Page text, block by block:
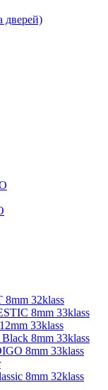
дверей)
32klass
8mm 33klass
33klass
8mm 33klass
8mm 33klass
8mm 32klass